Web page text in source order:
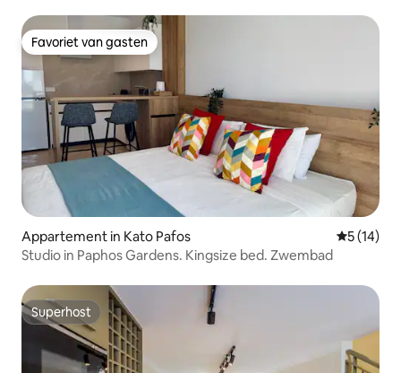
Favoriet van gasten
Favoriet van gasten
Appartement in Kato Pafos
5 (14)
Studio in Paphos Gardens. Kingsize bed. Zwembad
Superhost
Superhost